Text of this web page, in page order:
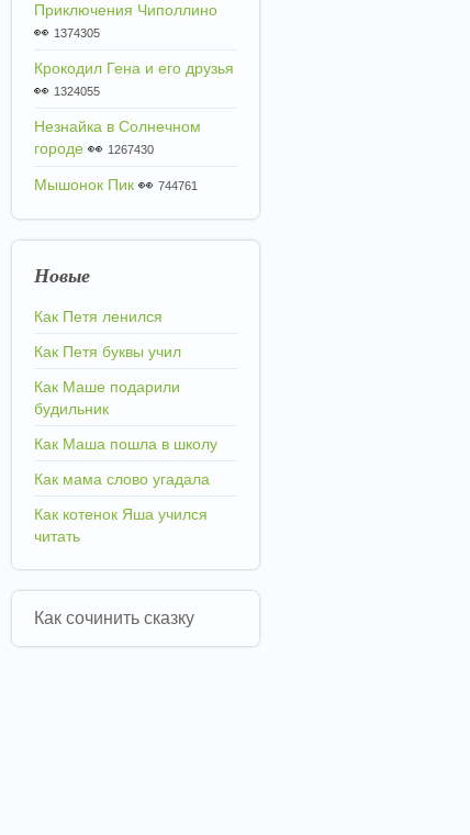
Приключения Чиполлино
👀 1374305
Крокодил Гена и его друзья
👀 1324055
Незнайка в Солнечном
городе 👀 1267430
Мышонок Пик 👀 744761
Новые
Как Петя ленился
Как Петя буквы учил
Как Маше подарили
будильник
Как Маша пошла в школу
Как мама слово угадала
Как котенок Яша учился
читать
Как сочинить сказку